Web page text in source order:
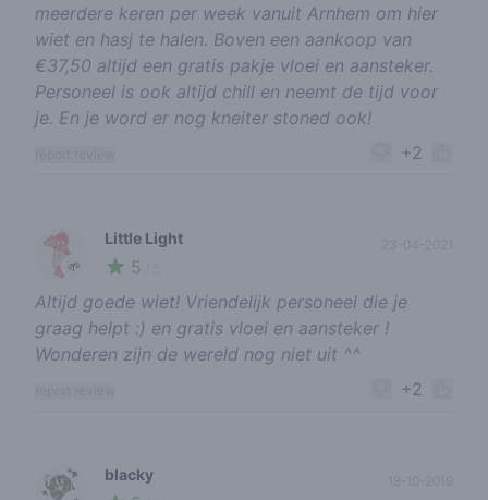
meerdere keren per week vanuit Arnhem om hier
wiet en hasj te halen. Boven een aankoop van
€37,50 altijd een gratis pakje vloei en aansteker.
Personeel is ook altijd chill en neemt de tijd voor
je. En je word er nog kneiter stoned ook!
+2
🌱
Little Light
5
23-04-2021
Altijd goede wiet! Vriendelijk personeel die je
graag helpt :) en gratis vloei en aansteker !
Wonderen zijn de wereld nog niet uit ^^
+2
blacky